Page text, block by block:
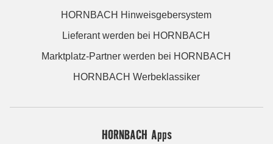
HORNBACH Hinweisgebersystem
Lieferant werden bei HORNBACH
Marktplatz-Partner werden bei HORNBACH
HORNBACH Werbeklassiker
HORNBACH Apps